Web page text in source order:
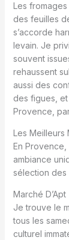
Les
des feuilles
s’accorde
levain. Je
souvent
rehaussent
aussi des
des figues,
Provence,
Les Meilleurs
En
ambiance
sélection des
Marché D’Apt
Je trouve le
tous les
culturel